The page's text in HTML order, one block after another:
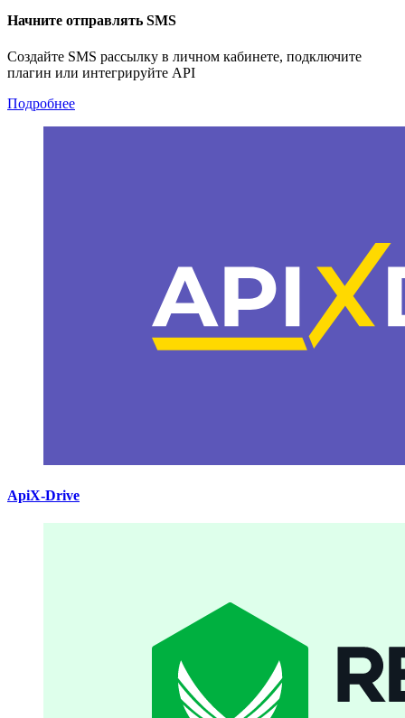
Начните отправлять SMS
Создайте SMS рассылку в личном кабинете, подключите
плагин или интегрируйте API
Подробнее
ApiX-Drive